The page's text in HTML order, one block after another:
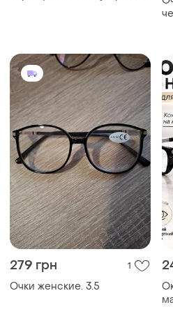
279 грн 1
Очки женские. 3.5